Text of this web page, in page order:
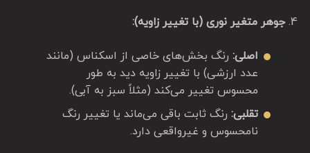
جوهر متغیر نوری (با تغییر زاویه):
اصلی:رنگ بخش‌های خاصی از اسکناس (مانند
عدد ارزشی) با تغییر زاویه دید به طور
محسوس تغییر می‌کند (مثلاً سبز به آبی).
تقلبی:رنگ ثابت باقی می‌ماند یا تغییر رنگ
نامحسوس و غیرواقعی دارد.